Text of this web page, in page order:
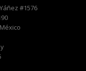
#1576